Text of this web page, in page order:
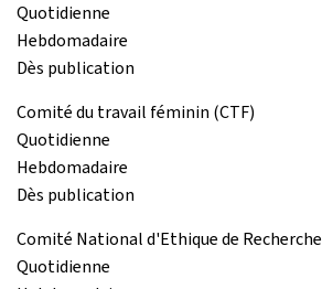
Quotidienne
Hebdomadaire
Dès publication
Comité du travail féminin (CTF)
Quotidienne
Hebdomadaire
Dès publication
Comité National d'Ethique de Recherche
Quotidienne